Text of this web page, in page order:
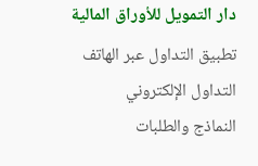
دار التمويل للأوراق المالية
تطبيق التداول عبر الهاتف
التداول الإلكتروني
النماذج والطلبات